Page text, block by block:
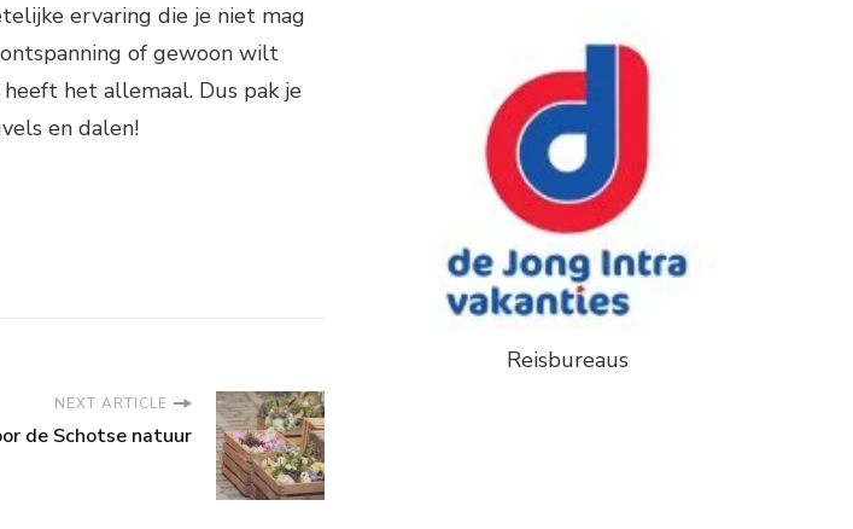
ervaring die je niet mag
of gewoon wilt
het allemaal. Dus pak je
en dalen!
NEXT ARTICLE
de Schotse natuur
Reisbureaus